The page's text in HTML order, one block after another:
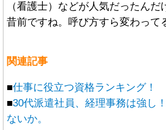
（看護士）などが人気だったん
昔前ですね。呼び方すら変わって
関連記事
■仕事に役立つ資格ランキング！
■30代派遣社員、経理事務は強し
ないか。